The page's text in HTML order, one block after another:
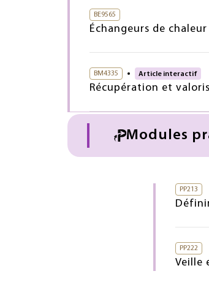
BE9565
Échangeurs de
BM4335 Article interactif
Récupération et
Modules
PP213
PP222
Veille